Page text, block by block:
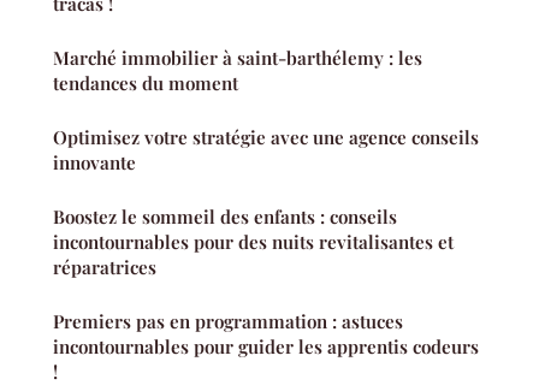
Marché immobilier à saint-barthélemy : les
tendances du moment
Optimisez votre stratégie avec une agence conseils
innovante
Boostez le sommeil des enfants : conseils
incontournables pour des nuits revitalisantes et
réparatrices
Premiers pas en programmation : astuces
incontournables pour guider les apprentis codeurs
!